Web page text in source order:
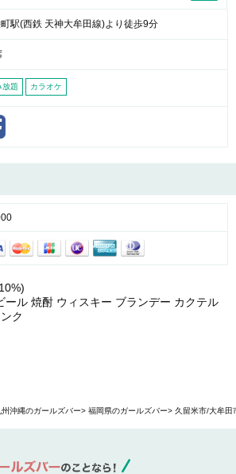
駅(西鉄 天神大牟田線)より徒歩9分
放題 カラオケ
ール 焼酎 ウィスキー ブランデー カクテル
ク
州沖縄のガールズバー 福岡県のガールズバー 久留米市/大牟田